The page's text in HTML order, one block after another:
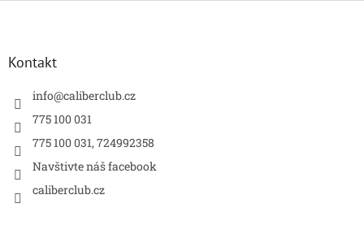
Z
Kontakt
info@caliberclub.cz
775 100 031
775 100 031, 724992358
Navštivte náš facebook
caliberclub.cz